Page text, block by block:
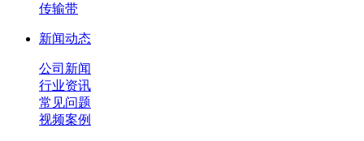
传输带
新闻动态
公司新闻
行业资讯
常见问题
视频案例